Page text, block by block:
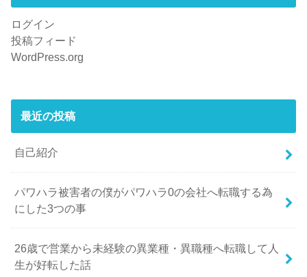
ログイン
投稿フィード
WordPress.org
最近の投稿
自己紹介
パワハラ被害者の僕がパワハラ0の会社へ転職する為
にした3つの事
26歳で営業から未経験の異業種・異職種へ転職して人
生が好転した話